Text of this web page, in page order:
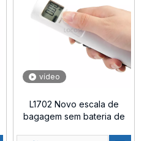
vídeo
L1702 Novo escala de
bagagem sem bateria de